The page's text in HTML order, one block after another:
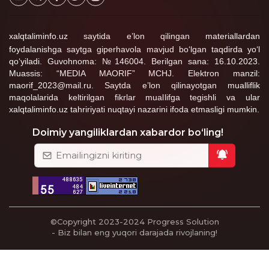
xalqtaliminfo.uz saytida e’lon qilingan materiallardan
foydalanishga saytga giperhavola mavjud bo‘lgan taqdirda yo‘l
qo‘yiladi. Guvohnoma: №146004. Berilgan sana: 16.10.2023.
Muassis: “MEDIA MAORIF” MCHJ. Elektron manzil:
maorif_2023@mail.ru. Saytda e’lon qilinayotgan mualliflik
maqolalarida keltirilgan fikrlar muallifga tegishli va ular
xalqtaliminfo.uz tahririyati nuqtayi nazarini ifoda etmasligi mumkin.
Doimiy yangiliklardan xabardor bo‘ling!
©Copyright 2023-2024 Progress Solution
- Biz bilan eng yuqori darajada rivojlaning!